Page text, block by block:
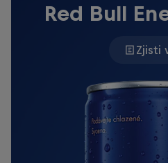
Red Bull
Zjisti